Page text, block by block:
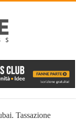
Tassazione